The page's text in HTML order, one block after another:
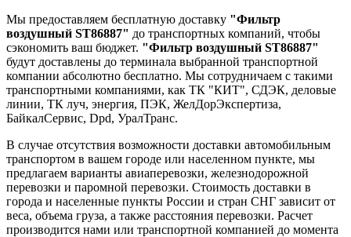
Мы предоставляем бесплатную доставку "Фильтр
воздушный ST86887" до транспортных компаний, чтобы
сэкономить ваш бюджет. "Фильтр воздушный ST86887"
будут доставлены до терминала выбранной транспортной
компании абсолютно бесплатно. Мы сотрудничаем с такими
транспортными компаниями, как ТК "КИТ", СДЭК, деловые
линии, ТК луч, энергия, ПЭК, ЖелДорЭкспертиза,
БайкалСервис, Dpd, УралТранс.
В случае отсутствия возможности доставки автомобильным
транспортом в вашем городе или населенном пункте, мы
предлагаем варианты авиаперевозки, железнодорожной
перевозки и паромной перевозки. Стоимость доставки в
города и населенные пункты России и стран СНГ зависит от
веса, объема груза, а также расстояния перевозки. Расчет
производится нами или транспортной компанией до момента